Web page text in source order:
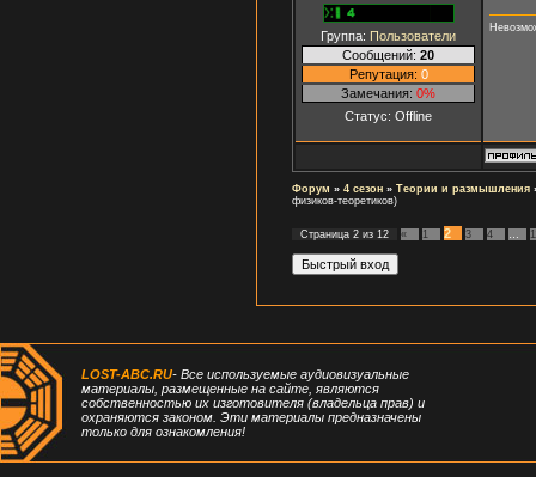
Группа: Пользователи
Сообщений: 20
Репутация: 0
Замечания: 0%
Статус: Offline
Форум » 4 сезон » Теории и размышления
физиков-теоретиков)
Страница 2 из 12 « 1 2 3 4
LOST-ABC.RU- Все используемые аудиовизуальные
материалы, размещенные на сайте, являются
собственностью их изготовителя (владельца прав) и
охраняются законом. Эти материалы предназначены
только для ознакомления!